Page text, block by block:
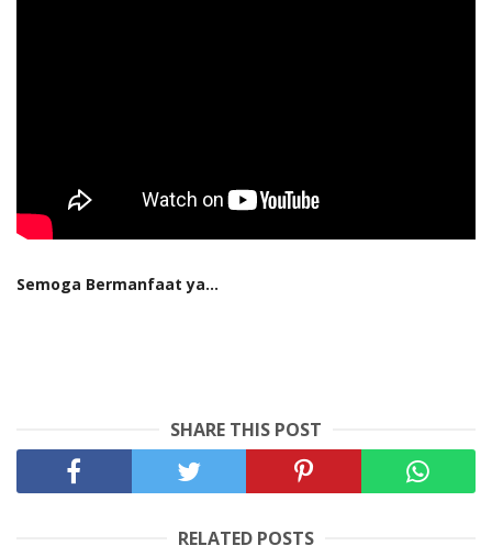
Semoga Bermanfaat ya...
SHARE THIS POST
RELATED POSTS